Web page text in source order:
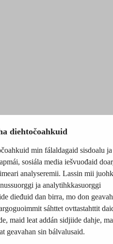
diehtočoahkuid
min fálaldagaid sisdoalu ja
sosiála media iešvuođaid
analyseremii. Lassin mii
ja analytihkkasuorggi
dieđuid dan birra, mo don
sáhttet ovttastahttit
maid leat addán sidjiide dahje,
geavahan sin bálvalusaid.